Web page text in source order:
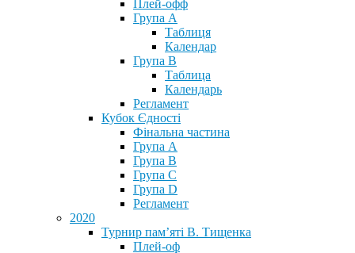
Плей-офф
Група А
Таблиця
Календар
Група В
Таблица
Календарь
Регламент
Кубок Єдності
Фінальна частина
Група А
Група В
Група С
Група D
Регламент
2020
Турнир пам’яті В. Тищенка
Плей-оф